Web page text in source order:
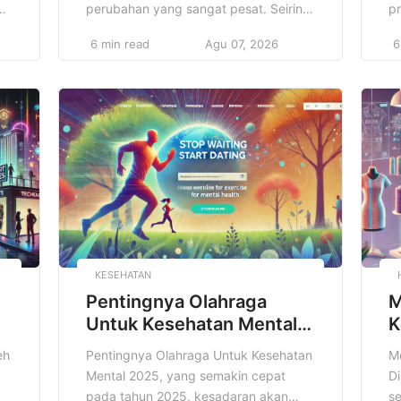
perubahan yang sangat pesat. Seiring
perubahan pola konsumsi masyarakat.
menonjol dalam sektor ini adalah
meningkatnya popularitas Cloud
Kitchen, yang juga dikenal sebagai
dapur virtual, ghost kitchen, atau dark
kitchen. Cloud Kitchen merupakan
konsep bisnis kuliner […]
6 min read Agu 07, 2026
KESEHATAN
Pentingnya Olahraga
Untuk Kesehatan Mental
2025
Pentingnya Olahraga Untuk Kesehatan
Mental 2025, yang semakin cepat
pada tahun 2025, kesadaran akan